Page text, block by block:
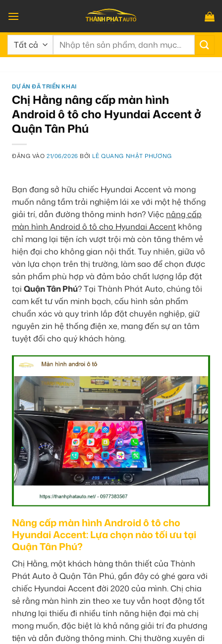
qua
nội
dung
Tìm
DỰ ÁN ĐÃ TRIỂN KHAI
Chị Hằng nâng cấp màn hình
Android ô tô cho Hyundai Accent ở
Quận Tân Phú
ĐĂNG VÀO21/06/2026 BỞI LÊ QUANG NHẬT PHƯƠNG
Bạn đang sở hữu chiếc Hyundai Accent và mong
muốn nâng tầm trải nghiệm lái xe với một hệ thống
giải trí, dẫn đường thông minh hơn? Việc nâng cấp
màn hình Android ô tô cho Hyundai Accent không
chỉ mang lại tiện ích vượt trội mà còn tăng thêm vẻ
hiện đại cho không gian nội thất. Tuy nhiên, giữa vô
vàn lựa chọn trên thị trường, làm sao để chọn được
sản phẩm phù hợp và đảm bảo chất lượng lắp đặt
tại Quận Tân Phú? Tại Thành Phát Auto, chúng tôi
cam kết tư vấn minh bạch, cấu hình sản phẩm
chuẩn xác và quy trình lắp đặt chuyên nghiệp, giữ
nguyên zin hệ thống điện xe, mang đến sự an tâm
tuyệt đối cho quý khách hàng.
Nâng cấp màn hình Android ô tô cho
Hyundai Accent: Lựa chọn nào tối ưu tại
Quận Tân Phú?
Chị Hằng, một khách hàng thân thiết của Thành
Phát Auto ở Quận Tân Phú, gần đây có ghé gara với
chiếc Hyundai Accent đời 2020 của mình. Chị chia
sẻ rằng màn hình zin theo xe tuy vẫn hoạt động tốt
nhưng lại thiếu đi nhiều tính năng hiện đại mà chị
mong muốn, đặc biệt là khả năng giải trí đa phương
tiện và dẫn đường thông minh. Chị thường xuyên di